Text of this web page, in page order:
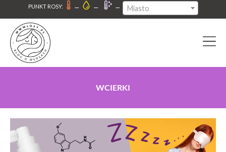
PUNKT ROSY: – – – Miasto
WCIERKI